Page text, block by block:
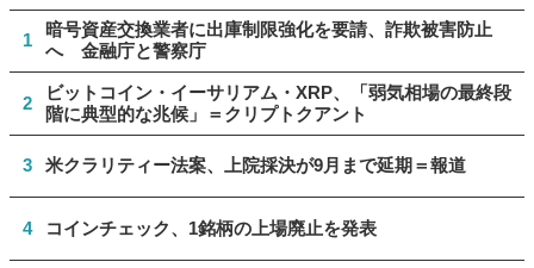
1
暗号資産交換業者に出庫制限強化を要請、詐欺被害防止
へ 金融庁と警察庁
2
ビットコイン・イーサリアム・XRP、「弱気相場の最終段
階に典型的な兆候」＝クリプトクアント
3 米クラリティー法案、上院採決が9月まで延期＝報道
4 コインチェック、1銘柄の上場廃止を発表